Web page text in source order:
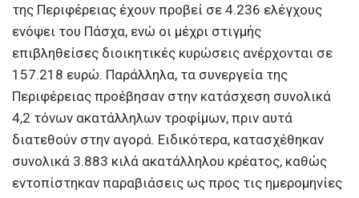
της Περιφέρειας έχουν προβεί σε 4.236 ελέγχους
ενόψει του Πάσχα, ενώ οι μέχρι στιγμής
επιβληθείσες διοικητικές κυρώσεις ανέρχονται σε
157.218 ευρώ. Παράλληλα, τα συνεργεία της
Περιφέρειας προέβησαν στην κατάσχεση συνολικά
4,2 τόνων ακατάλληλων τροφίμων, πριν αυτά
διατεθούν στην αγορά. Ειδικότερα, κατασχέθηκαν
συνολικά 3.883 κιλά ακατάλληλου κρέατος, καθώς
εντοπίστηκαν παραβιάσεις ως προς τις ημερομηνίες